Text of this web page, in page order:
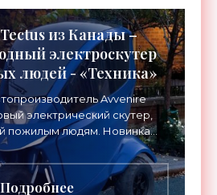
из Канады –
электроскутер
людей - «Техника»
Avvenire
электрический скутер,
пожилым людям. Новинка
Tectus, полный привод и
козырек,
Подробнее